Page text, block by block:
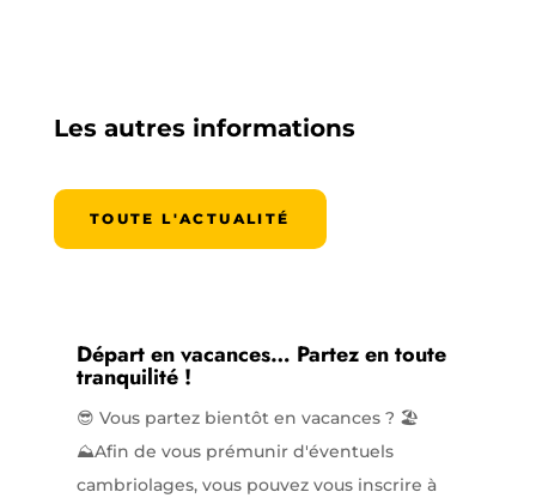
Les autres informations
TOUTE L'ACTUALITÉ
Départ en vacances… Partez en toute
tranquilité !
😎 Vous partez bientôt en vacances ? 🏖️
⛰️Afin de vous prémunir d'éventuels
cambriolages, vous pouvez vous inscrire à